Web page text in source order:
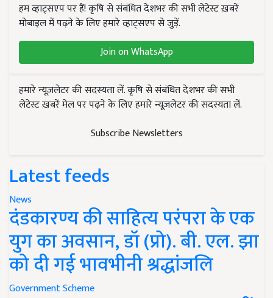
हम व्हाट्सएप पर हैं! कृषि से संबंधित देशभर की सभी लेटेस्ट ख़बरें
मोबाइल में पढ़ने के लिए हमारे व्हाट्सएप से जुड़ें.
Join on WhatsApp
हमारे न्यूज़लेटर की सदस्यता लें. कृषि से संबंधित देशभर की सभी
लेटेस्ट ख़बरें मेल पर पढ़ने के लिए हमारे न्यूज़लेटर की सदस्यता लें.
Subscribe Newsletters
Latest feeds
News
दंडकारण्य की साहित्य परंपरा के एक
युग का अवसान, डॉ (प्रो). बी. एल. झा
को दी गई भावभीनी श्रद्धांजलि
Government Scheme